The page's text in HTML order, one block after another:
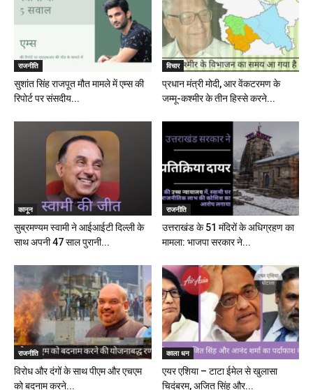
राजनीति
सुशांत सिंह राजपूत मौत मामले में एम्स की
रिपोर्ट पर संसदीय...
विचार
प्रधान मंत्री मोदी, आर वेंकटरमण के
जम्मू-कश्मीर के तीन हिस्से करने...
कानून
सुब्रमण्यम स्वामी ने आईआईटी दिल्ली के
साथ अपनी 47 साल पुरानी...
राजनीति
उत्तराखंड के 51 मंदिरों के अधिग्रहण का
मामला: भाजपा सरकार ने...
राजनीति
विरोध और दंगों के साथ पीएम और एचएम
को बदनाम करने...
काला धन
एयर एशिया – टाटा ईमेल से खुलासा
चिदंबरम, अजित सिंह और...